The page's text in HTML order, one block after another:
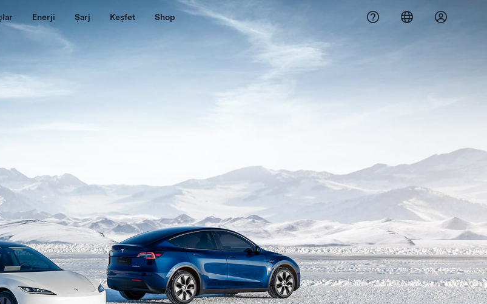
Enerji Şarj Keşfet Shop